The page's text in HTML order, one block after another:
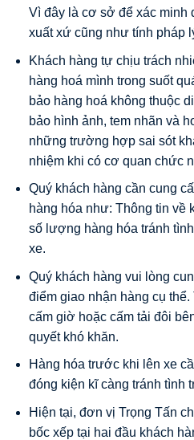
Vì đây là cơ sở để xác minh
xuất xứ cũng như tính pháp
Khách hàng tự chịu trách
hàng hoá mình trong suốt
bảo hàng hoá không thuộc
bảo hình ảnh, tem nhãn và
những trường hợp sai sót
nhiệm khi có cơ quan chức
Quý khách hàng cần cung
hàng hóa như: Thông tin
số lượng hàng hóa tránh
xe.
Quý khách hàng vui lòng
điểm giao nhận hàng cụ
cấm giờ hoặc cấm tải đôi
quyết khó khăn.
Hàng hóa trước khi lên xe
đóng kiện kĩ càng tránh tình
Hiện tại, đơn vị Trọng Tấn
bốc xếp tại hai đầu khách